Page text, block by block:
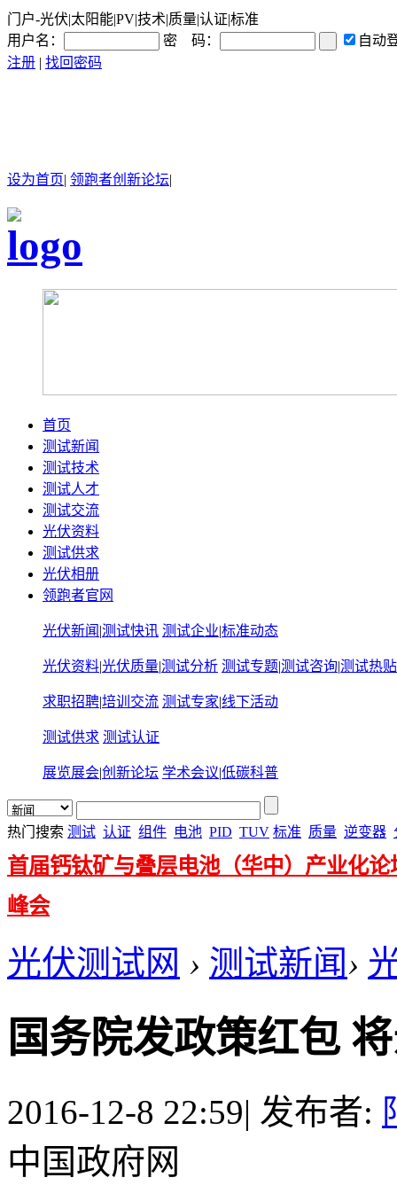
门户-光伏|太阳能|PV|技术|质量|认证|标准
用户名：
密 码：
自动
注册 | 找回密码
设为首页| 领跑者创新论坛|
首页
测试新闻
测试技术
测试人才
测试交流
光伏资料
测试供求
光伏相册
领跑者官网
光伏新闻 |测试快讯 测试企业|标准动态
光伏资料|光伏质量|测试分析 测试专题|测试咨询|测试热贴
求职招聘|培训交流 测试专家|线下活动
测试供求 测试认证
展览展会|创新论坛 学术会议|低碳科普
热门搜索 测试 认证 组件 电池 PID TUV 标准 质量 逆变器
首届钙钛矿与叠层电池（华中）产业化论
峰会
光伏测试网 › 测试新闻›
国务院发政策红包
2016-12-8 22:59| 发布者:
中国政府网